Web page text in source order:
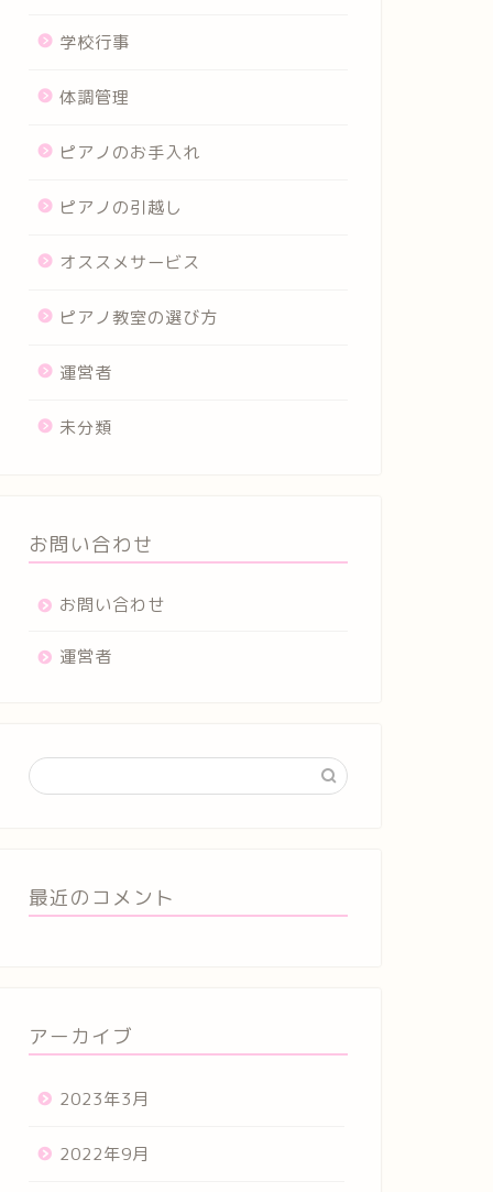
学校行事
体調管理
ピアノのお手入れ
ピアノの引越し
オススメサービス
ピアノ教室の選び方
運営者
未分類
お問い合わせ
お問い合わせ
運営者
最近のコメント
アーカイブ
2023年3月
2022年9月